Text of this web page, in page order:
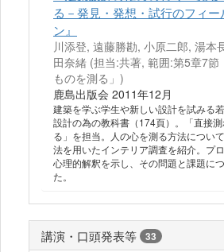
る－発見・発想・試行のフィー
ン』
川添登, 遠藤勝勘, 小原二郎, 湯本
田奈緒 (担当:共著, 範囲:第5章7節
ものを測る」)
鹿島出版会 2011年12月
建築を学ぶ学生や新しい設計を試みる
設計の為の教科書（174頁）。「直接
る」を担当。人の心を測る方法につい
法を用いたインテリア調査を紹介。プ
心理的解釈を示し、その問題と課題に
た。
講演・口頭発表等 33